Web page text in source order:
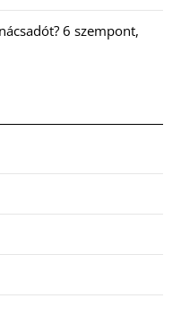
6 szempont,